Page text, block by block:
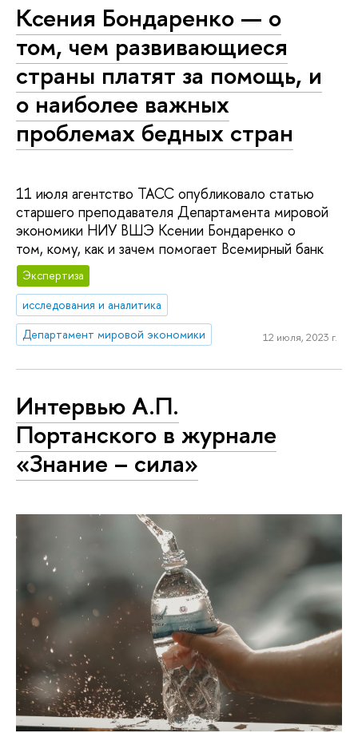
Ксения Бондаренко — о
том, чем развивающиеся
страны платят за помощь, и
о наиболее важных
проблемах бедных стран
11 июля агентство ТАСС опубликовало статью
старшего преподавателя Департамента мировой
экономики НИУ ВШЭ Ксении Бондаренко о
том, кому, как и зачем помогает Всемирный банк
Экспертиза
исследования и аналитика
Департамент мировой экономики
12 июля, 2023 г.
Интервью А.П.
Портанского в журнале
«Знание – сила»